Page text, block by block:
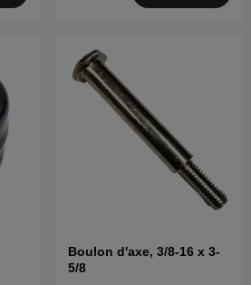
Boulon d'axe, 3/8-16 x 3-
5/8